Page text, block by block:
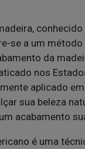
se a um
da
nos
aplicado
sua beleza
acabamento
é uma